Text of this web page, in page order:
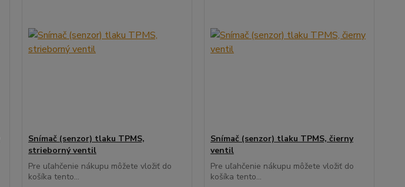
Snímač (senzor) tlaku TPMS,
strieborný ventil
Pre uľahčenie nákupu môžete vložiť do
košíka tento...
Snímač (senzor) tlaku TPMS, čierny
ventil
Pre uľahčenie nákupu môžete vložiť do
košíka tento...